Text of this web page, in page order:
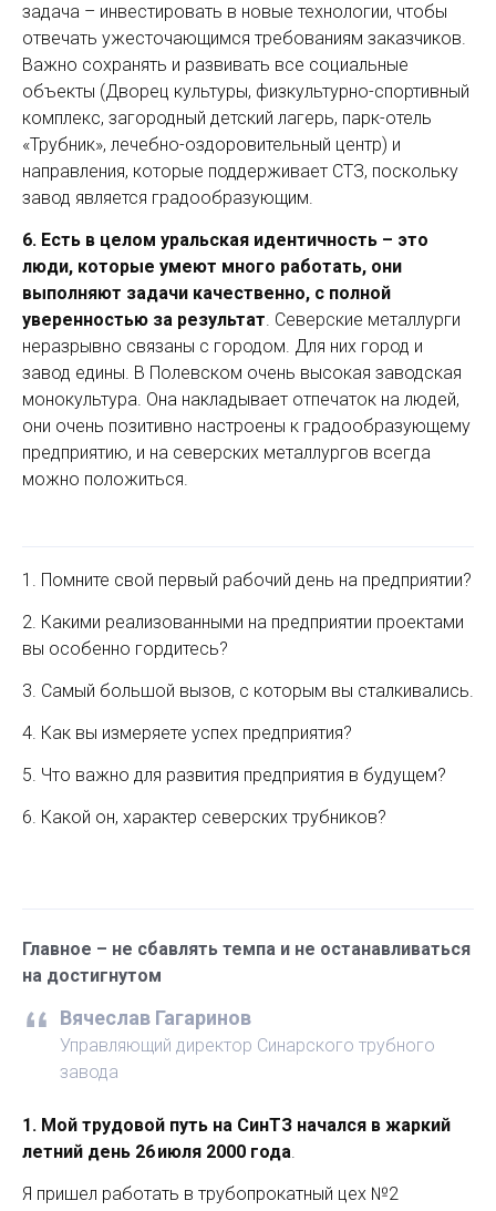
задача – инвести­ровать в новые технологии, чтобы
отвечать ужесточающимся требованиям заказчиков.
Важно сохранять и развивать все социальные
объекты (Дворец культуры, физкультурно-спортивный
комплекс, загородный детский лагерь, парк-отель
«Трубник», лечебно-оздоровительный центр) и
направления, которые поддерживает СТЗ, поскольку
завод является градообразующим.
6. Есть в целом уральская идентичность – это
люди, которые умеют много работать, они
выполняют задачи качественно, с полной
уверенностью за результат. Северские металлурги
неразрывно связаны с городом. Для них город и
завод едины. В Полевском очень высокая заводская
монокультура. Она накладывает отпечаток на людей,
они очень позитивно настроены к градообразующему
предприя­тию, и на северских металлургов всегда
можно положиться.
1. Помните свой первый рабочий день на предприятии?
2. Какими реализованными на предприятии проектами
вы особенно гордитесь?
3. Самый большой вызов, с которым вы сталкивались.
4. Как вы измеряете успех предприятия?
5. Что важно для развития предприятия в будущем?
6. Какой он, характер северских трубников?
Главное – не сбавлять темпа и не останавливаться
на достигнутом
Вячеслав Гагаринов
Управляющий директор Синарского трубного
завода
1. Мой трудовой путь на СинТЗ начался в жаркий
летний день 26 июля 2000 года.
Я пришел работать в трубопрокатный цех №2